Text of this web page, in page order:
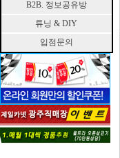
B2B. 정보공유방
튜닝 & DIY
입점문의